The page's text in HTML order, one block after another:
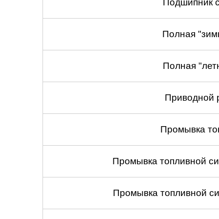
Подшипник
Полная
Полная
Приводной
Промывка
Промывка топливной
Промывка топливной